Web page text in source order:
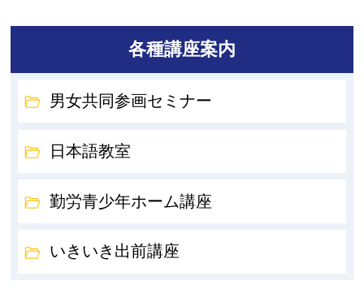
各種講座案内
男女共同参画セミナー
日本語教室
勤労青少年ホーム講座
いきいき出前講座